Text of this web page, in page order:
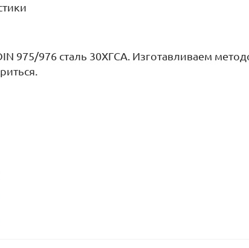
975/976 сталь 30ХГСА. Изготавливаем